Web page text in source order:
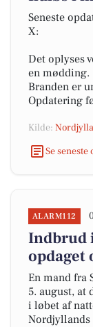
Seneste
X:
Det oplyses
en mødding.
Branden er
Opdatering
Kilde:
Se
ALARM112
Indbrud
opdaget
En mand fra
5. august, at
i løbet af